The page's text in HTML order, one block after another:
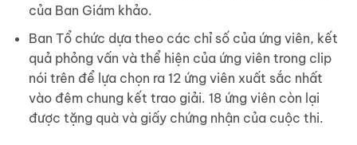
của Ban Giám khảo.
Ban Tổ chức dựa theo các chỉ số của ứng viên, kết
quả phỏng vấn và thể hiện của ứng viên trong clip
nói trên để lựa chọn ra 12 ứng viên xuất sắc nhất
vào đêm chung kết trao giải. 18 ứng viên còn lại
được tặng quà và giấy chứng nhận của cuộc thi.